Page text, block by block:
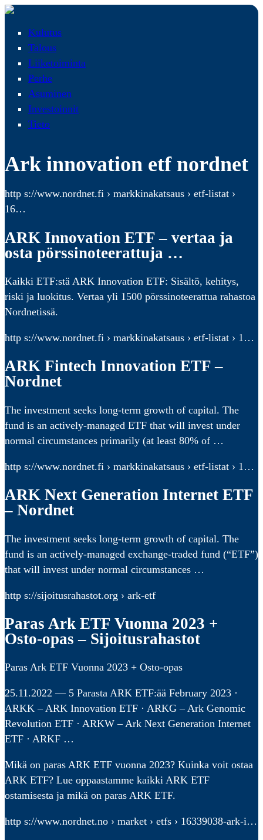
Kulutus
Talous
Liiketoiminta
Perhe
Asuminen
Investoinnit
Tieto
Ark innovation etf nordnet
http s://www.nordnet.fi › markkinakatsaus › etf-listat ›
16…
ARK Innovation ETF – vertaa ja
osta pörssinoteerattuja …
Kaikki ETF:stä ARK Innovation ETF: Sisältö, kehitys,
riski ja luokitus. Vertaa yli 1500 pörssinoteerattua rahastoa
Nordnetissä.
http s://www.nordnet.fi › markkinakatsaus › etf-listat › 1…
ARK Fintech Innovation ETF –
Nordnet
The investment seeks long-term growth of capital. The
fund is an actively-managed ETF that will invest under
normal circumstances primarily (at least 80% of …
http s://www.nordnet.fi › markkinakatsaus › etf-listat › 1…
ARK Next Generation Internet ETF
– Nordnet
The investment seeks long-term growth of capital. The
fund is an actively-managed exchange-traded fund (“ETF”)
that will invest under normal circumstances …
http s://sijoitusrahastot.org › ark-etf
Paras Ark ETF Vuonna 2023 +
Osto-opas – Sijoitusrahastot
Paras Ark ETF Vuonna 2023 + Osto-opas
25.11.2022 — 5 Parasta ARK ETF:ää February 2023 ·
ARKK – ARK Innovation ETF · ARKG – Ark Genomic
Revolution ETF · ARKW – Ark Next Generation Internet
ETF · ARKF …
Mikä on paras ARK ETF vuonna 2023? Kuinka voit ostaa
ARK ETF? Lue oppaastamme kaikki ARK ETF
ostamisesta ja mikä on paras ARK ETF.
http s://www.nordnet.no › market › etfs › 16339038-ark-i…